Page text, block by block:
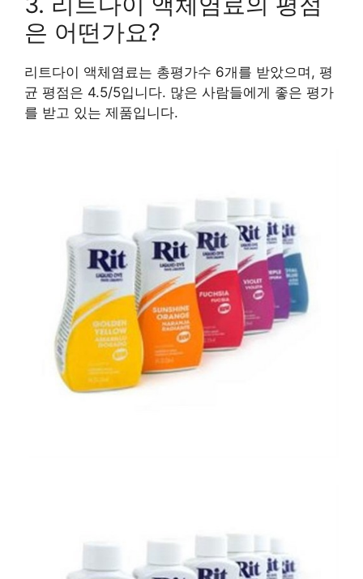
은 어떤가요?
리트다이 액체염료는 총평가수 6개를 받았으며, 평
균 평점은 4.5/5입니다. 많은 사람들에게 좋은 평가
를 받고 있는 제품입니다.